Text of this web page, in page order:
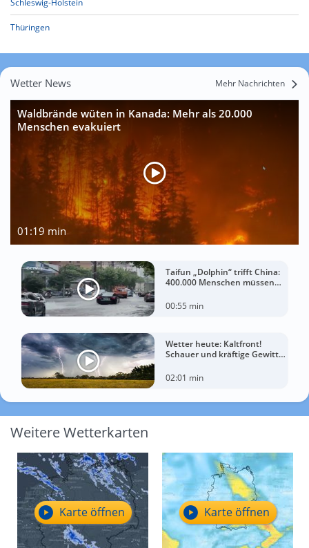
Schleswig-Holstein
Thüringen
Wetter News Mehr Nachrichten
Waldbrände wüten in Kanada: Mehr als 20.000
Menschen evakuiert
01:19 min
Taifun „Dolphin“ trifft China:
400.000 Menschen müssen
00:55 min
Wetter heute: Kaltfront!
Schauer und kräftige Gewitter
02:01 min
Weitere Wetterkarten
Karte öffnen Karte öffnen